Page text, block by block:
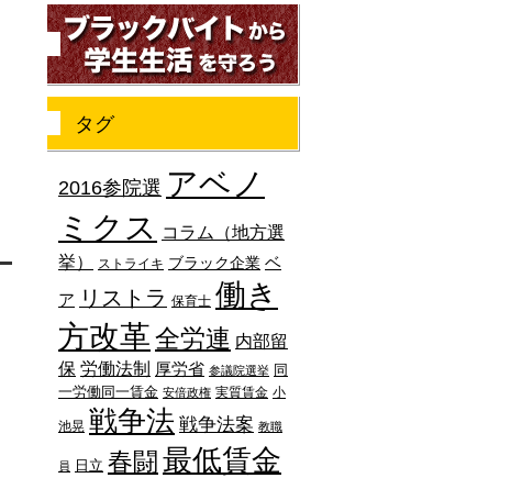
タグ
2016参院選 アベノ
ミクス
コラム（地方選
挙）
ストライキ ブラック企業 ベ
ア リストラ 保育士 働き
方改革全労連 内部留
保 労働法制 厚労省 参議院選挙 同
一労働同一賃金 安倍政権 実質賃金 小
池晃 戦争法 戦争法案 教職
員 日立 春闘 最低賃金